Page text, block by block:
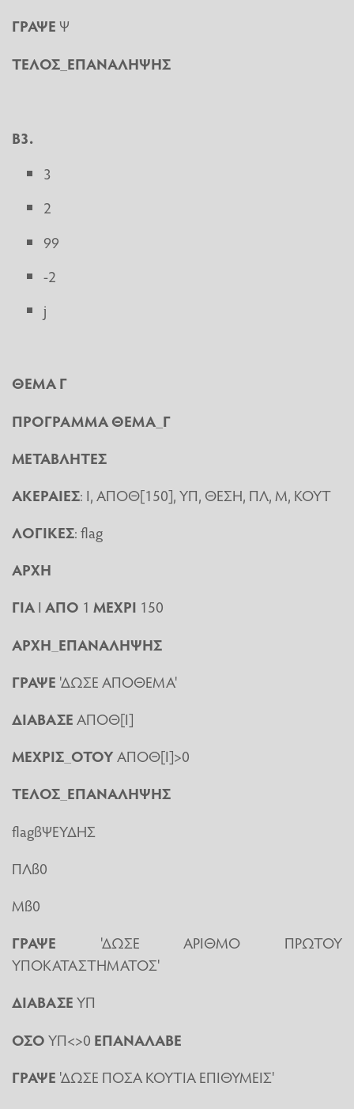
ΓΡΑΨΕΨ
ΤΕΛΟΣ_ΕΠΑΝΑΛΗΨΗΣ
Β3.
3
2
99
-2
j
ΘΕΜΑΓ
ΠΡΟΓΡΑΜΜΑ ΘΕΜΑ_Γ
ΜΕΤΑΒΛΗΤΕΣ
ΑΚΕΡΑΙΕΣ: Ι, ΑΠΟΘ[150], ΥΠ, ΘΕΣΗ, ΠΛ, Μ, ΚΟΥΤ
ΛΟΓΙΚΕΣ: flag
ΑΡΧΗ
ΓΙΑΙ ΑΠΟ 1 ΜΕΧΡΙ 150
ΑΡΧΗ ΕΠΑΝΑΛΗΨΗΣ
ΓΡΑΨΕ 'ΔΩΣΕ ΑΠΟΘΕΜΑ'
ΔΙΑΒΑΣΕΑΠΟΘ[Ι]
ΜΕΧΡΙΣ ΟΤΟΥΑΠΟΘ[Ι]>0
ΤΕΛΟΣ ΕΠΑΝΑΛΗΨΗΣ
flagßΨΕΥΔΗΣ
ΠΛß0
Μß0
ΓΡΑΨΕ 'ΔΩΣΕ ΑΡΙΘΜΟ ΠΡΩΤΟΥ
ΥΠΟΚΑΤΑΣΤΗΜΑΤΟΣ'
ΔΙΑΒΑΣΕΥΠ
ΟΣΟΥΠ<>0 ΕΠΑΝΑΛΑΒΕ
ΓΡΑΨΕ 'ΔΩΣΕ ΠΟΣΑ ΚΟΥΤΙΑ ΕΠΙΘΥΜΕΙΣ'